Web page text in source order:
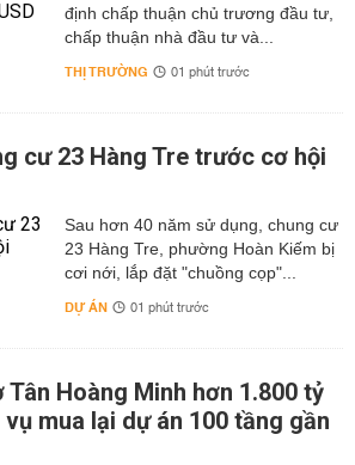
định chấp thuận chủ trương đầu tư,
chấp thuận nhà đầu tư và...
THỊ TRƯỜNG 01 phút trước
cư 23 Hàng Tre trước cơ hội
Sau hơn 40 năm sử dụng, chung cư
23 Hàng Tre, phường Hoàn Kiếm bị
cơi nới, lắp đặt "chuồng cọp"...
DỰ ÁN 01 phút trước
Tân Hoàng Minh hơn 1.800 tỷ
mua lại dự án 100 tầng gần